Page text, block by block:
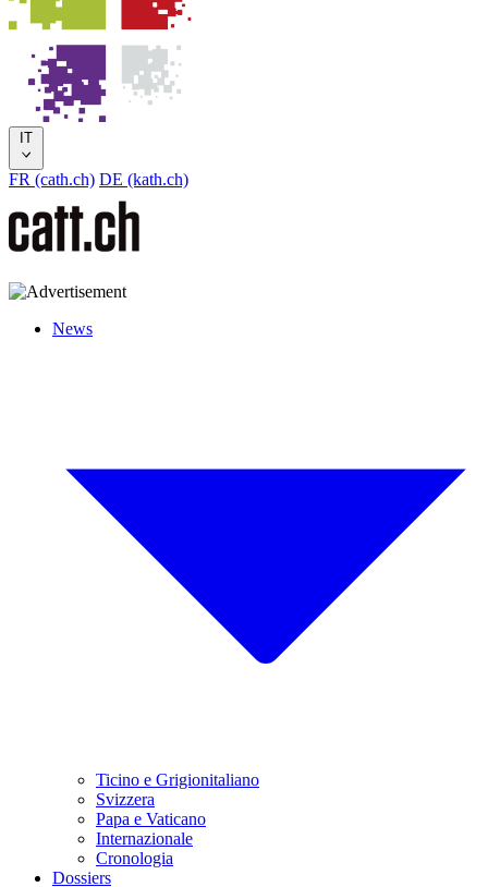
IT
FR (cath.ch) DE (kath.ch)
News
Ticino e Grigionitaliano
Svizzera
Papa e Vaticano
Internazionale
Cronologia
Dossiers